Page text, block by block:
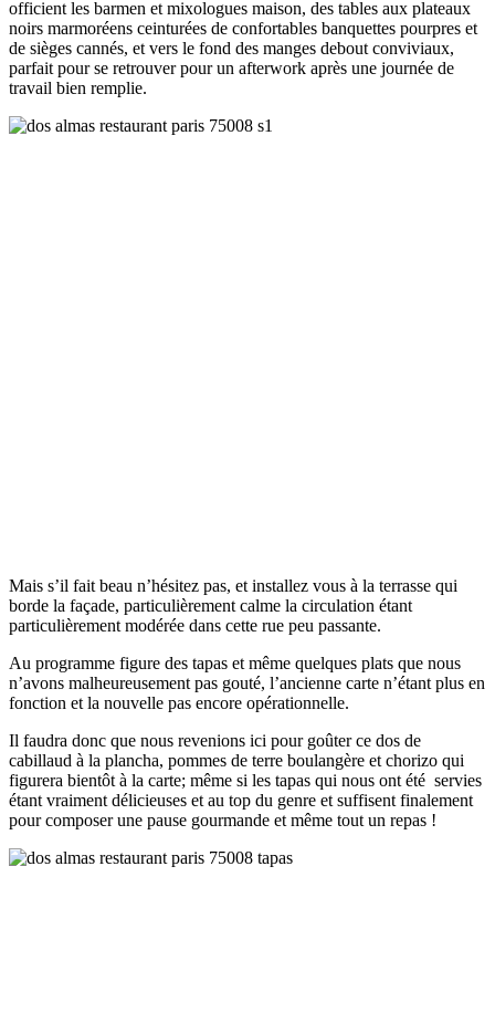
officient les barmen et mixologues maison, des tables aux plateaux
noirs marmoréens ceinturées de confortables banquettes pourpres et
de sièges cannés, et vers le fond des manges debout conviviaux,
parfait pour se retrouver pour un afterwork après une journée de
travail bien remplie.
Mais s’il fait beau n’hésitez pas, et installez vous à la terrasse qui
borde la façade, particulièrement calme la circulation étant
particulièrement modérée dans cette rue peu passante.
Au programme figure des tapas et même quelques plats que nous
n’avons malheureusement pas gouté, l’ancienne carte n’étant plus en
fonction et la nouvelle pas encore opérationnelle.
Il faudra donc que nous revenions ici pour goûter ce dos de
cabillaud à la plancha, pommes de terre boulangère et chorizo qui
figurera bientôt à la carte; même si les tapas qui nous ont été servies
étant vraiment délicieuses et au top du genre et suffisent finalement
pour composer une pause gourmande et même tout un repas !